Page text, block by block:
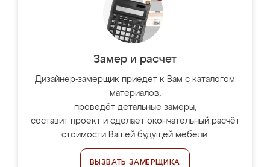
Замер и расчет
Дизайнер-замерщик приедет к Вам с каталогом
материалов,
проведёт детальные замеры,
составит проект и сделает окончательный расчёт
стоимости Вашей будущей мебели.
ВЫЗВАТЬ ЗАМЕРЩИКА